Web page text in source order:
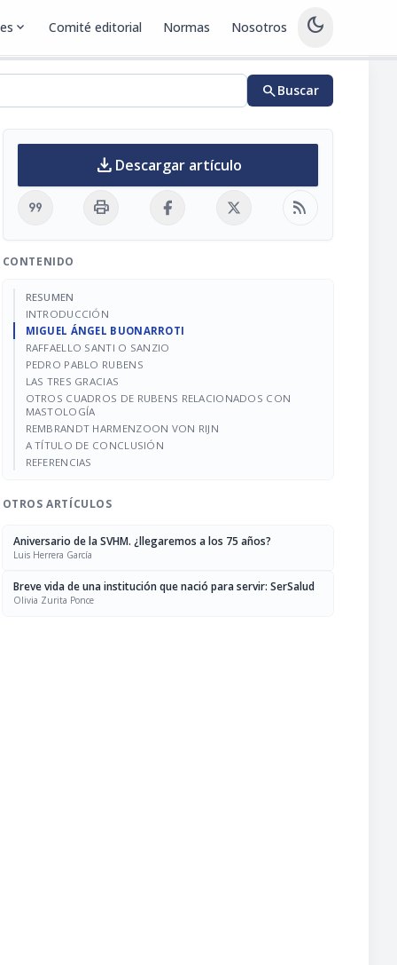
expand_more Comité editorial Normas Nosotros dark_mode
searchBuscar
download Descargar artículo
format_quote print rss_feed
CONTENIDO
RESUMEN
INTRODUCCIÓN
MIGUEL ÁNGEL BUONARROTI
RAFFAELLO SANTI O SANZIO
PEDRO PABLO RUBENS
LAS TRES GRACIAS
OTROS CUADROS DE RUBENS RELACIONADOS CON
MASTOLOGÍA
REMBRANDT HARMENZOON VON RIJN
A TÍTULO DE CONCLUSIÓN
REFERENCIAS
OTROS ARTÍCULOS
Aniversario de la SVHM. ¿llegaremos a los 75 años?
Luis Herrera García
Breve vida de una institución que nació para servir: SerSalud
Olivia Zurita Ponce